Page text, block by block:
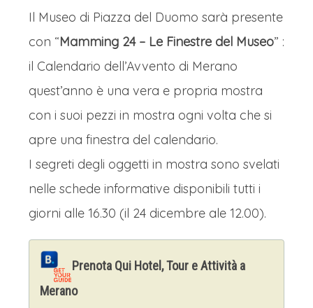
Il Museo di Piazza del Duomo sarà presente
con “Mamming 24 – Le Finestre del Museo” :
il Calendario dell’Avvento di Merano
quest’anno è una vera e propria mostra
con i suoi pezzi in mostra ogni volta che si
apre una finestra del calendario.
I segreti degli oggetti in mostra sono svelati
nelle schede informative disponibili tutti i
giorni alle 16.30 (il 24 dicembre ale 12.00).
Prenota Qui Hotel, Tour e Attività a
Merano